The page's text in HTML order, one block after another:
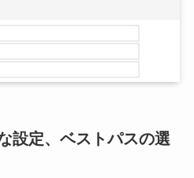
設定、ベストパスの選